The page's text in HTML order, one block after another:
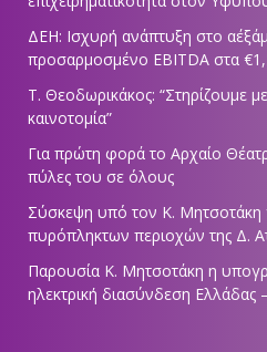
ΔΕΗ: Ισχυρή ανάπτυξη στο
προσαρμοσμένο EBITDA στα
Τ. Θεοδωρικάκος: “Στηρίζουμε
καινοτομία”
Για πρώτη φορά το Αρχαίο
πύλες του σε όλους
Σύσκεψη υπό τον Κ. Μητσοτάκη
πυρόπληκτων περιοχών της Δ.
Παρουσία Κ. Μητσοτάκη η
ηλεκτρική διασύνδεση Ελλάδας